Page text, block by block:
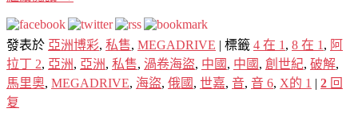
發表於 亞洲博彩, 私售, MEGADRIVE | 標籤 4 在 1 , 8 在 1 , 阿
拉丁 2, 亞洲, 亞洲, 私售, 渦卷海盜, 中國 , 中國 , 創世紀, 破解,
馬里奧, MEGADRIVE, 海盜, 俄國 , 世嘉, 音, 音 6, X的 1 | 2 回
复